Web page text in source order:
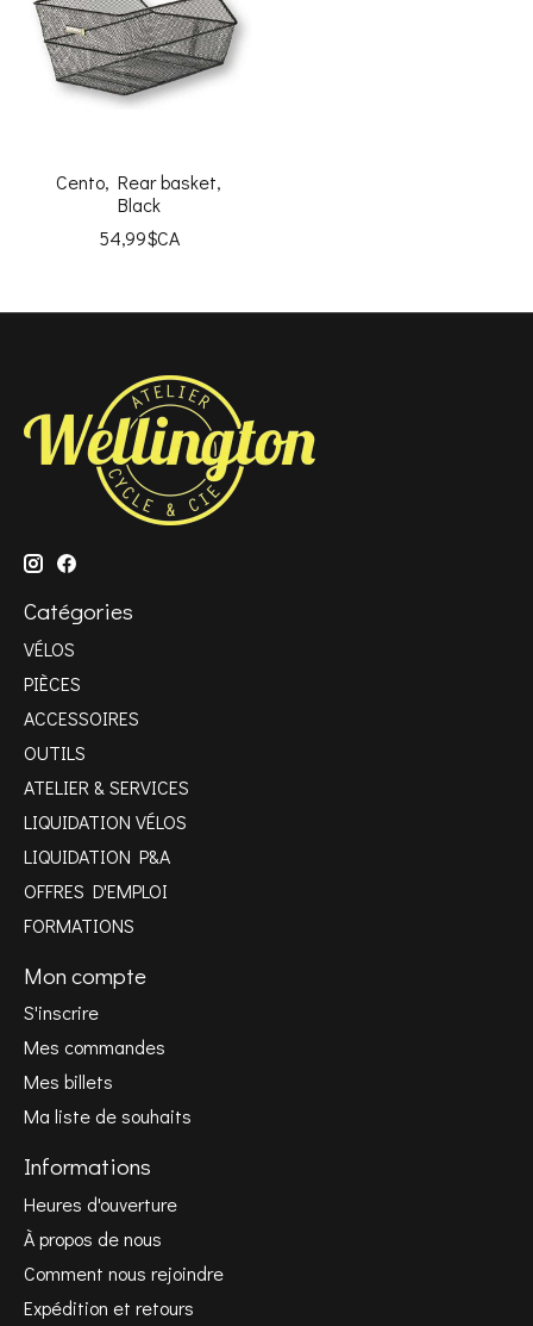
Cento, Rear basket,
Black
54,99$CA
Catégories
VÉLOS
PIÈCES
ACCESSOIRES
OUTILS
ATELIER & SERVICES
LIQUIDATION VÉLOS
LIQUIDATION P&A
OFFRES D'EMPLOI
FORMATIONS
Mon compte
S'inscrire
Mes commandes
Mes billets
Ma liste de souhaits
Informations
Heures d'ouverture
À propos de nous
Comment nous rejoindre
Expédition et retours